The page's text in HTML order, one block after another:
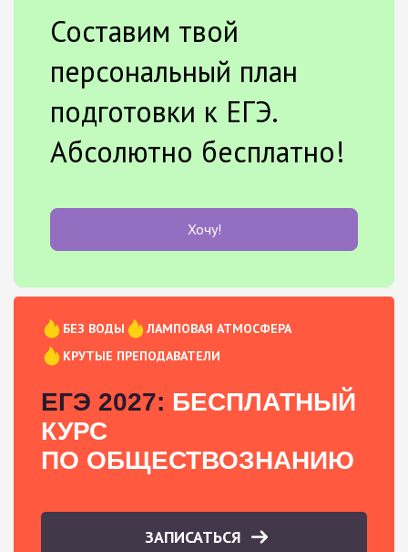
Составим твой
персональный план
подготовки к ЕГЭ.
Абсолютно бесплатно!
Хочу!
БЕЗ ВОДЫ
ЛАМПОВАЯ АТМОСФЕРА
КРУТЫЕ ПРЕПОДАВАТЕЛИ
ЕГЭ 2027: БЕСПЛАТНЫЙ
КУРС
ПО ОБЩЕСТВОЗНАНИЮ
ЗАПИСАТЬСЯ